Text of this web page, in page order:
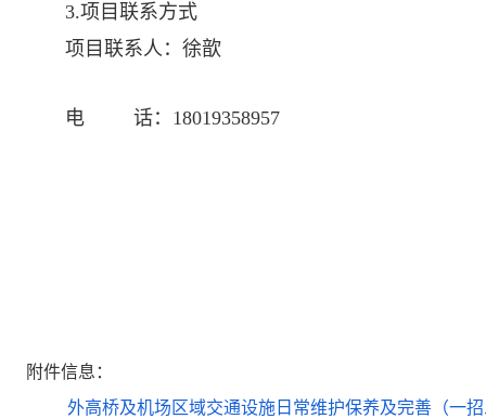
3.项目联系方式
项目联系人： 徐歆
电 话： 18019358957
附件信息：
外高桥及机场区域交通设施日常维护保养及完善（一